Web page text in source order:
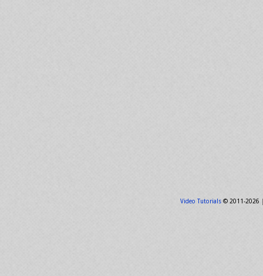
Video Tutorials© 2011-2026